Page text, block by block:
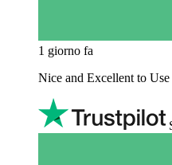
1 giorno fa
Nice and Excellent to